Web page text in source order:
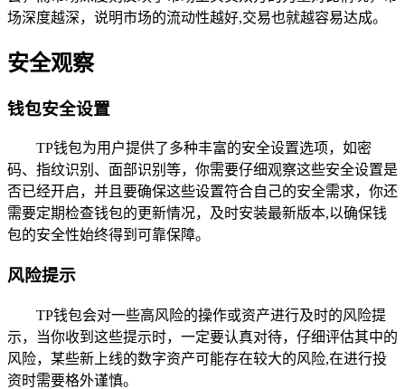
场深度越深，说明市场的流动性越好,交易也就越容易达成。
安全观察
钱包安全设置
TP钱包为用户提供了多种丰富的安全设置选项，如密
码、指纹识别、面部识别等，你需要仔细观察这些安全设置是
否已经开启，并且要确保这些设置符合自己的安全需求，你还
需要定期检查钱包的更新情况，及时安装最新版本,以确保钱
包的安全性始终得到可靠保障。
风险提示
TP钱包会对一些高风险的操作或资产进行及时的风险提
示，当你收到这些提示时，一定要认真对待，仔细评估其中的
风险，某些新上线的数字资产可能存在较大的风险,在进行投
资时需要格外谨慎。